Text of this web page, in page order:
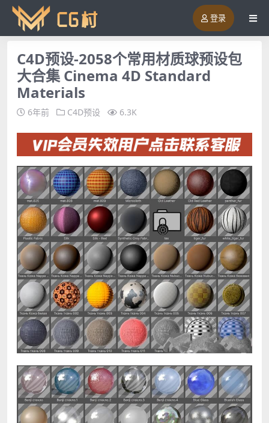
登录
C4D预设-2058个常用材质球预设包
大合集 Cinema 4D Standard
Materials
6年前 C4D预设 6.3K